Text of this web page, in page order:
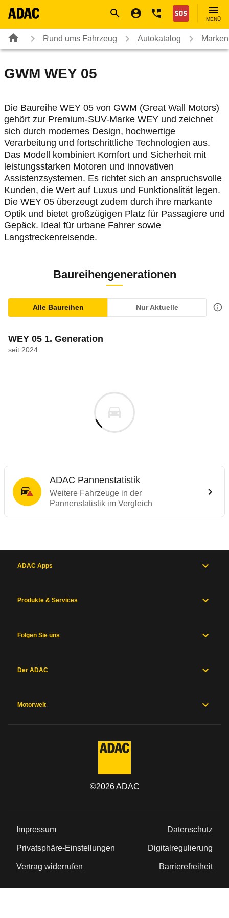
Nothilfe
MENÜ
Rund ums Fahrzeug Autokatalog
GWM WEY 05
Die Baureihe WEY 05 von GWM (Great Wall Motors)
gehört zur Premium-SUV-Marke WEY und zeichnet
sich durch modernes Design, hochwertige
Verarbeitung und fortschrittliche Technologien aus.
Das Modell kombiniert Komfort und Sicherheit mit
leistungsstarken Motoren und innovativen
Assistenzsystemen. Es richtet sich an anspruchsvolle
Kunden, die Wert auf Luxus und Funktionalität legen.
Die WEY 05 überzeugt zudem durch ihre markante
Optik und bietet großzügigen Platz für Passagiere und
Gepäck. Ideal für urbane Fahrer sowie
Langstreckenreisende.
Baureihengenerationen
Alle Baureihen Nur Aktuelle
WEY 05 1. Generation
seit 2024
ADAC Pannenstatistik
Weitere Fahrzeuge in der
Pannenstatistik im Vergleich
ADAC Apps
Produkte & Services
Folgen Sie uns
Der ADAC
Motorwelt
©2026ADAC
Impressum Datenschutz
Privatsphäre-Einstellungen Digitalregulierung
Vertrag widerrufen Barrierefreiheit